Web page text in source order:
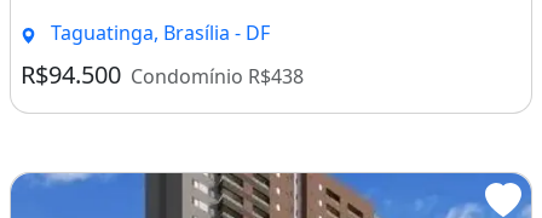
Taguatinga, Brasília - DF
R$94.500 Condomínio R$438